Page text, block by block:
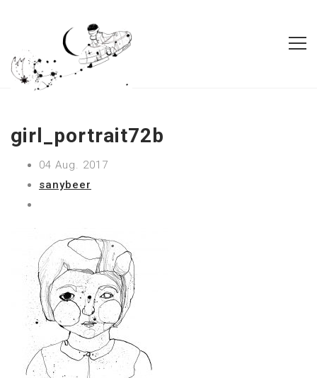
girl_portrait72b
04 Aug. 2017
sanybeer